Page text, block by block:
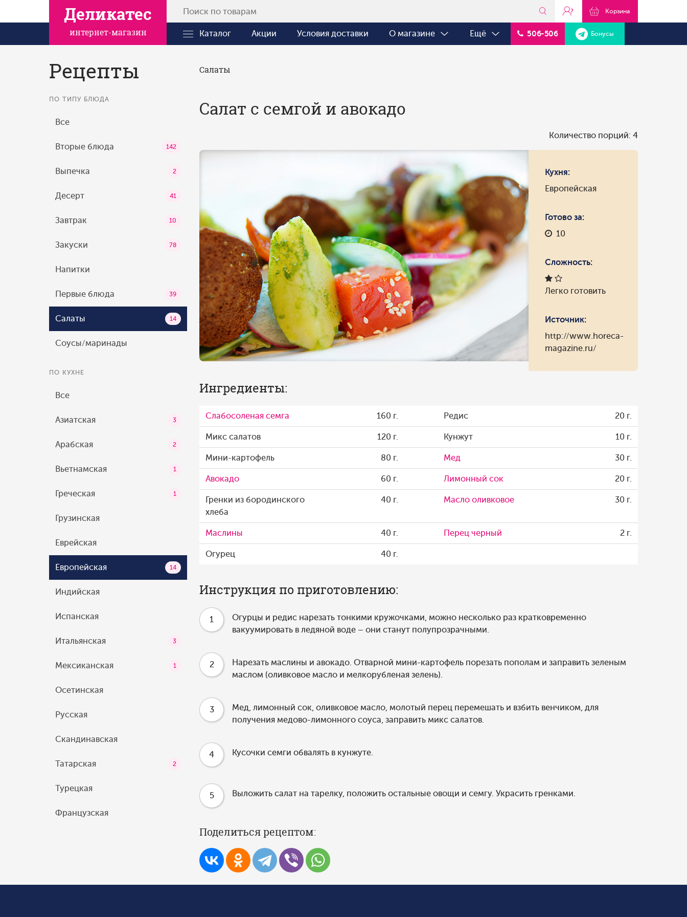
Деликатес
интернет-магазин
? Корзина
Каталог Акции Условия доставки О магазине Ещё 506-506 Бонусы
Рецепты
ПО ТИПУ БЛЮДА
Все
Вторые блюда 142
Выпечка 2
Десерт 41
Завтрак 10
Закуски 78
Напитки
Первые блюда 39
Салаты 14
Соусы/маринады
ПО КУХНЕ
Все
Азиатская 3
Арабская 2
Вьетнамская 1
Греческая 1
Грузинская
Еврейская
Европейская 14
Индийская
Испанская
Итальянская 3
Мексиканская 1
Осетинская
Русская
Скандинавская
Татарская 2
Турецкая
Французская
Салаты
Салат с семгой и авокадо
Количество порций: 4
Кухня:
Европейская
Готово за:
10
Сложность:
Легко готовить
Источник:
http://www.horeca-
magazine.ru/
Ингредиенты:
Слабосоленая семга 160 г. Редис 20 г.
Микс салатов 120 г. Кунжут 10 г.
Мини-картофель 80 г. Мед 30 г.
Авокадо 60 г. Лимонный сок 20 г.
Гренки из бородинского
хлеба
40 г. Масло оливковое 30 г.
Маслины 40 г. Перец черный 2 г.
Огурец 40 г.
Инструкция по приготовлению:
1
Огурцы и редис нарезать тонкими кружочками, можно несколько раз кратковременно
вакуумировать в ледяной воде – они станут полупрозрачными.
2
Нарезать маслины и авокадо. Отварной мини-картофель порезать пополам и заправить зеленым
маслом (оливковое масло и мелкорубленая зелень).
3
Мед, лимонный сок, оливковое масло, молотый перец перемешать и взбить венчиком, для
получения медово-лимонного соуса, заправить микс салатов.
4 Кусочки семги обвалять в кунжуте.
5 Выложить салат на тарелку, положить остальные овощи и семгу. Украсить гренками.
Поделиться рецептом: